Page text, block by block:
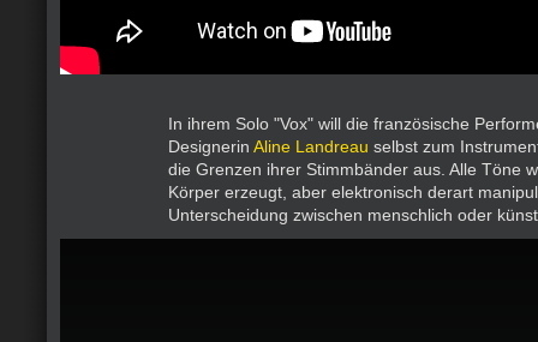
In ihrem Solo "Vox" will die französische
Designerin Aline Landreau selbst zum
die Grenzen ihrer Stimmbänder aus. Alle Töne
Körper erzeugt, aber elektronisch derart
Unterscheidung zwischen menschlich oder